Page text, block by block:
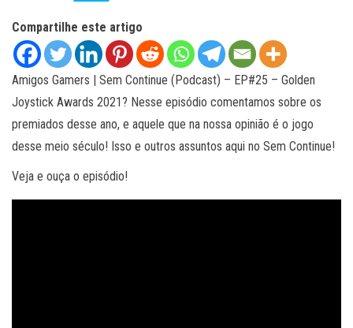
Compartilhe este artigo
Amigos Gamers | Sem Continue (Podcast) – EP#25 – Golden
Joystick Awards 2021? Nesse episódio comentamos sobre os
premiados desse ano, e aquele que na nossa opinião é o jogo
desse meio século! Isso e outros assuntos aqui no Sem Continue!
Veja e ouça o episódio!